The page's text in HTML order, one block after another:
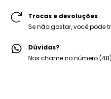
Trocas e devoluções
Se não gostar, você pode
Dúvidas?
Nos chame no número